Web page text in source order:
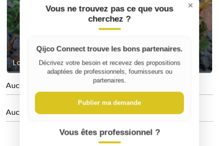
Lot de 10 buis topiaires
Aucune personne suivie
Aucun avis
×
Vous ne trouvez pas ce que vous
cherchez ?
Qijco Connect trouve les bons partenaires.
Décrivez votre besoin et recevez des propositions
adaptées de professionnels, fournisseurs ou
partenaires.
Publier ma demande
Vous êtes professionnel ?